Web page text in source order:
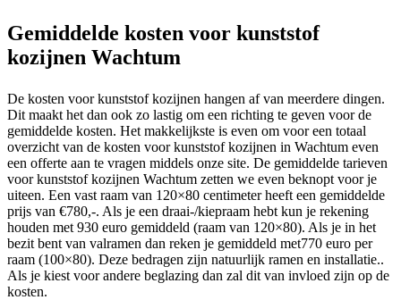
Gemiddelde kosten voor kunststof
kozijnen Wachtum
De kosten voor kunststof kozijnen hangen af van meerdere dingen.
Dit maakt het dan ook zo lastig om een richting te geven voor de
gemiddelde kosten. Het makkelijkste is even om voor een totaal
overzicht van de kosten voor kunststof kozijnen in Wachtum even
een offerte aan te vragen middels onze site. De gemiddelde tarieven
voor kunststof kozijnen Wachtum zetten we even beknopt voor je
uiteen. Een vast raam van 120×80 centimeter heeft een gemiddelde
prijs van €780,-. Als je een draai-/kiepraam hebt kun je rekening
houden met 930 euro gemiddeld (raam van 120×80). Als je in het
bezit bent van valramen dan reken je gemiddeld met770 euro per
raam (100×80). Deze bedragen zijn natuurlijk ramen en installatie..
Als je kiest voor andere beglazing dan zal dit van invloed zijn op de
kosten.